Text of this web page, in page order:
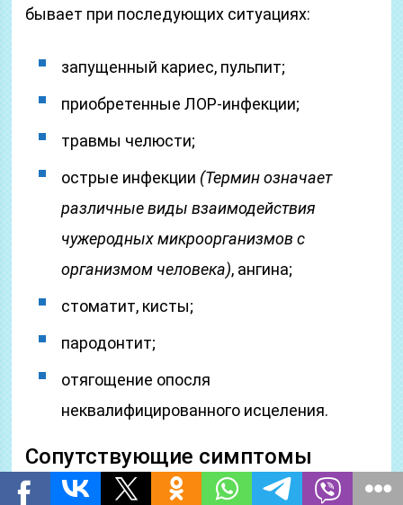
бывает при последующих ситуациях:
запущенный кариес, пульпит;
приобретенные ЛОР-инфекции;
травмы челюсти;
острые инфекции (Термин означает
различные виды взаимодействия
чужеродных микроорганизмов с
организмом человека), ангина;
стоматит, кисты;
пародонтит;
отягощение опосля
неквалифицированного исцеления.
Сопутствующие симптомы
(Симптом от греч. — случай,